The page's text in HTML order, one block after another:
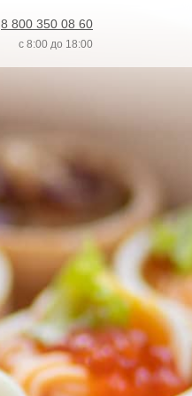
8 800 350 08 60
с 8:00 до 18:00